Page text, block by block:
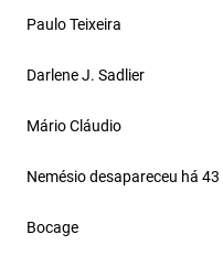
Paulo Teixeira
Darlene J. Sadlier
Mário Cláudio
Nemésio desapareceu há
Bocage